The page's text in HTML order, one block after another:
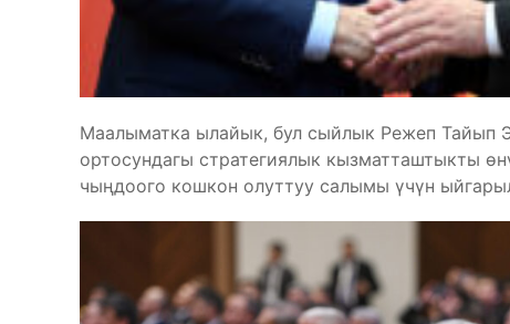
Маалыматка ылайык, бул сыйлык Режеп Тайып
ортосундагы стратегиялык кызматташтыкты
чыңдоого кошкон олуттуу салымы үчүн